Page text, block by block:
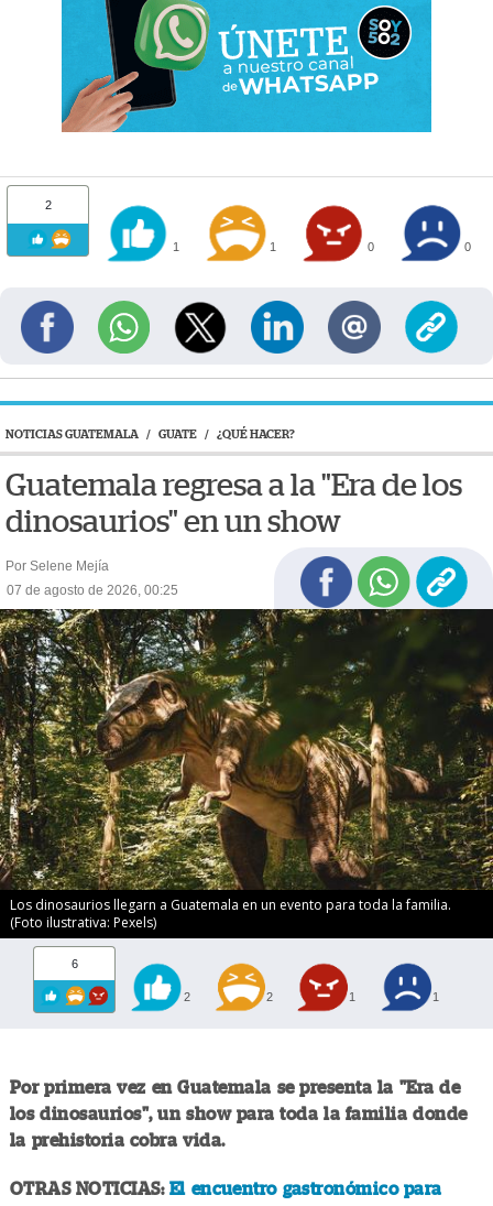
2
1 1 0 0
NOTICIAS GUATEMALA / GUATE / ¿QUÉ HACER?
Guatemala regresa a la "Era de los
dinosaurios" en un show
Por Selene Mejía
07 de agosto de 2026, 00:25
Los dinosaurios llegarn a Guatemala en un evento para toda la familia.
(Foto ilustrativa: Pexels)
6
2 2 1 1
Por primera vez en Guatemala se presenta la "Era de
los dinosaurios", un show para toda la familia donde
la prehistoria cobra vida.
OTRAS NOTICIAS: El encuentro gastronómico para